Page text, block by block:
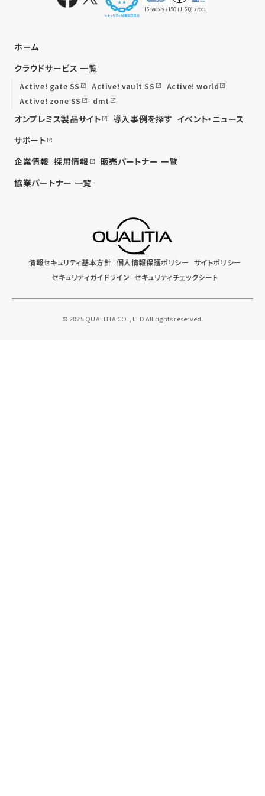
IS 586579 / ISO (JIS Q) 27001
ホーム
クラウドサービス 一覧
Active! gate SS Active! vault SS
Active! world
Active! zone SS
dmt
オンプレミス製品サイト 導入事例を探す イベント・ニュース
サポート
企業情報 採用情報
販売パートナー 一覧
協業パートナー 一覧
情報セキュリティ基本方針 個人情報保護ポリシー サイトポリシー
セキュリティガイドライン セキュリティチェックシート
© 2025 QUALITIA CO., LTD All rights reserved.